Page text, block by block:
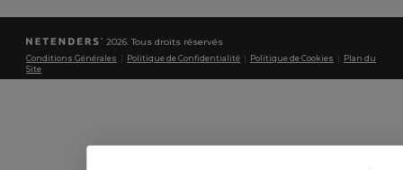
2026. Tous droits réservés
Conditions Générales Politique de Confidentialité Politique de Cookies
Plan du
Site